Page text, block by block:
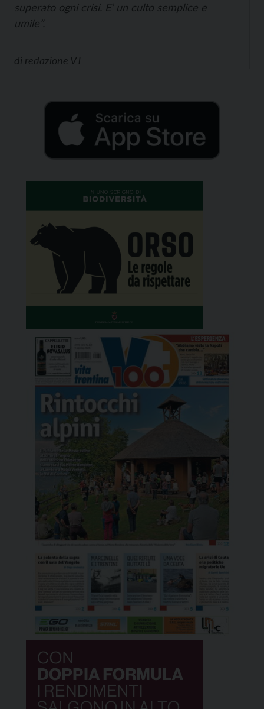
superato ogni crisi. E’ un culto semplice e
umile”.
di redazione VT